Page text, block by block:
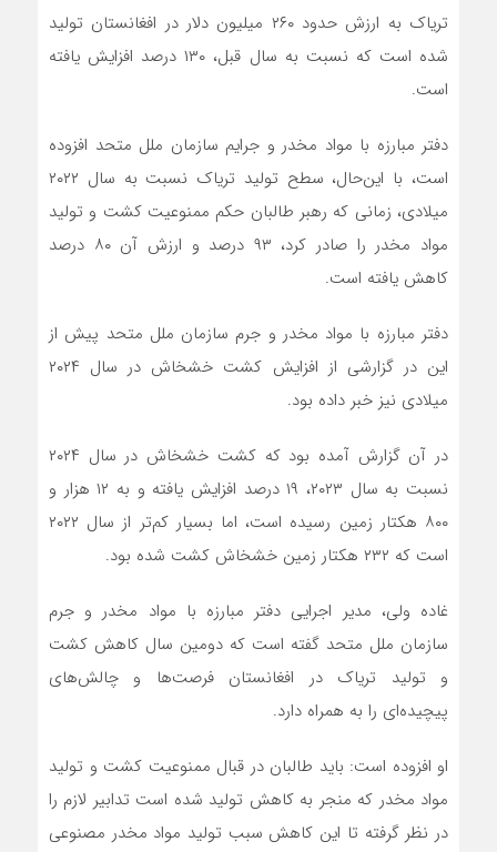
تریاک به ارزش حدود ۲۶۰ میلیون دلار در افغانستان تولید
شده است که نسبت به سال قبل، ۱۳۰ درصد افزایش یافته
است.
دفتر مبارزه با مواد مخدر و جرایم سازمان ملل متحد افزوده
است، با این‌حال، سطح تولید تریاک نسبت به سال ۲۰۲۲
میلادی، زمانی که رهبر طالبان حکم ممنوعیت کشت و تولید
مواد مخدر را صادر کرد، ۹۳ درصد و ارزش آن ۸۰ درصد
کاهش یافته است.
دفتر مبارزه با مواد مخدر و جرم سازمان ملل متحد پیش از
این در گزارشی از افزایش کشت خشخاش در سال ۲۰۲۴
میلادی نیز خبر داده بود.
در آن گزارش آمده بود که کشت خشخاش در سال ۲۰۲۴
نسبت به سال ۲۰۲۳، ۱۹ درصد افزایش یافته و به ۱۲ هزار و
۸۰۰ هکتار زمین رسیده است، اما بسیار کم‌تر از سال ۲۰۲۲
است که ۲۳۲ هکتار زمین خشخاش کشت شده بود.
غاده ولی، مدیر اجرایی دفتر مبارزه با مواد مخدر و جرم
سازمان ملل متحد گفته است که دومین سال کاهش کشت
و تولید تریاک در افغانستان فرصت‌ها و چالش‌های
پیچیده‌ای را به همراه دارد.
او افزوده است: باید طالبان در قبال ممنوعیت کشت و تولید
مواد مخدر که منجر به کاهش تولید شده است تدابیر لازم را
در نظر گرفته تا این کاهش سبب تولید مواد مخدر مصنوعی